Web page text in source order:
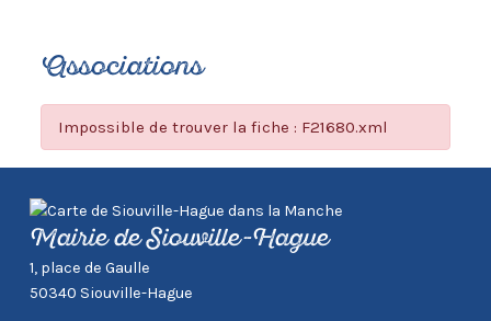
Associations
Impossible de trouver la fiche : F21680.xml
Mairie de Siouville-Hague
1, place de Gaulle
50340 Siouville-Hague